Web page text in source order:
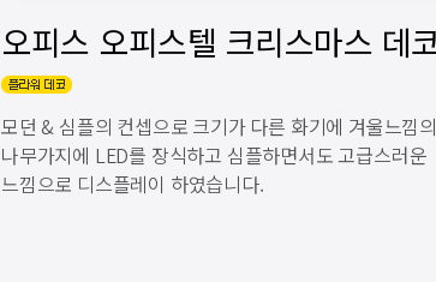
모던 & 심플의 컨셉으로 크기가 다른 화기에 겨울느낌의
나무가지에 LED를 장식하고 심플하면서도 고급스러운
느낌으로 디스플레이 하였습니다.